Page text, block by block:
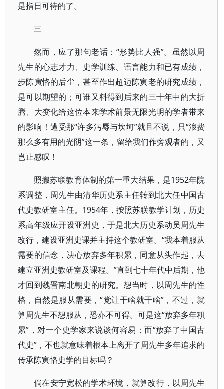
是指日可待的了。
三
然而，应了那句老话：“形势比人强”。虽然以周
先生的心志才力、史学训练、语言能力和已有成绩，
步陈寅恪的后尘，甚至作出超迈陈寅老的研究成绩，
是可以期望的；可谁又料得到后来的三十年中的大折
腾、大变化给这位本来学术前景无限光明的学者带来
的影响！遭受那“许多污辱与坎坷”就且不说，只“浪费
那么多有用的光阴”这一条，留给我们作旁观者的，又
岂止感叹！
照搬苏联教育体制的第一重大结果，是1952年院
系调整，周先生由清华历史系主任转到北大任中国古
代史教研室主任。1954年，按照苏联教学计划，历史
系高年级应开设亚洲史，于是北大历史系动员周先生
改行，建设亚洲史课并主持这个教研室。“我本着服从
需要的信念，决心放弃多年积累，同意从头作起，去
建立亚洲史教研室及课程。”直到七十年代中后期，他
才回到魏晋南北朝史的研究。想当时，以周先生的性
格，自然是服从需要，“党让干啥就干啥”，不过，就
算周先生不想服从，恐亦不可得。可是这“放弃多年积
累”，对一个史学家来说谈何容易；而“放弃了中国古
代史”，不也就意味着根本上离开了周先生多年追求的
传承陈寅恪史学的目标吗？
倘在安宁宽松的学术环境，就算改行，以周先生